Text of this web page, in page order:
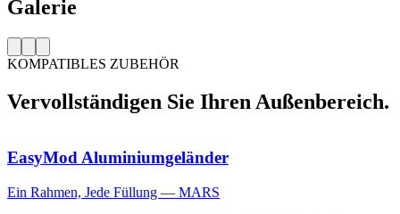
Galerie
KOMPATIBLES ZUBEHÖR
Vervollständigen Sie Ihren Außenbereich.
EasyMod Aluminiumgeländer
Ein Rahmen, Jede Füllung — MARS